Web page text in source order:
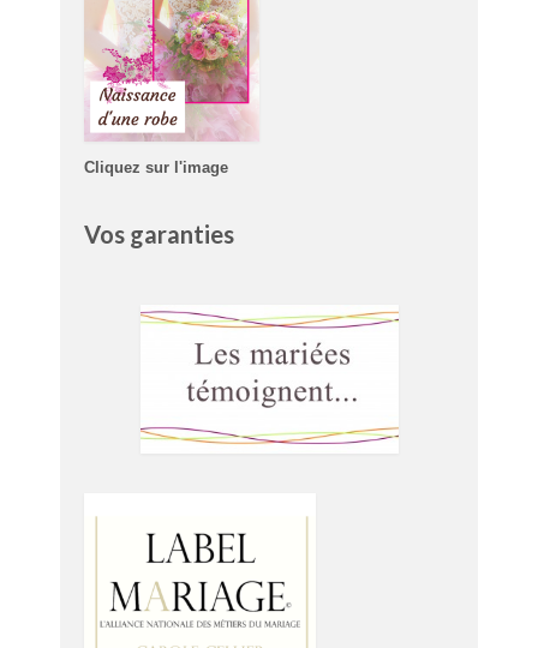
Cliquez sur l'image
Vos garanties